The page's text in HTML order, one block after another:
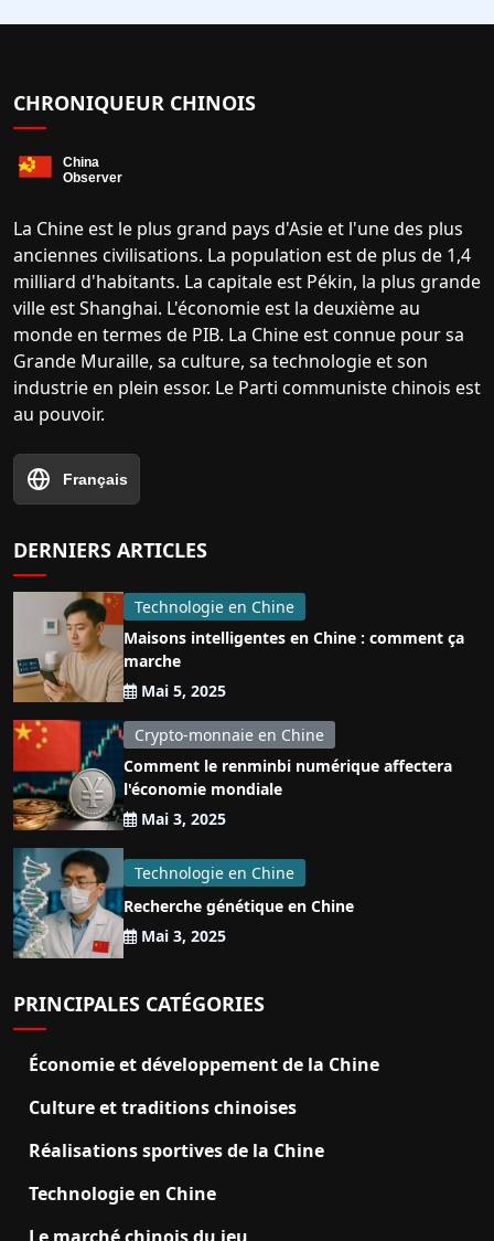
CHRONIQUEUR CHINOIS
La Chine est le plus grand pays d'Asie et l'une des plus
anciennes civilisations. La population est de plus de 1,4
milliard d'habitants. La capitale est Pékin, la plus grande
ville est Shanghai. L'économie est la deuxième au
monde en termes de PIB. La Chine est connue pour sa
Grande Muraille, sa culture, sa technologie et son
industrie en plein essor. Le Parti communiste chinois est
au pouvoir.
Français
DERNIERS ARTICLES
Technologie en Chine
Maisons intelligentes en Chine : comment ça
marche
Mai 5, 2025
Crypto-monnaie en Chine
Comment le renminbi numérique affectera
l'économie mondiale
Mai 3, 2025
Technologie en Chine
Recherche génétique en Chine
Mai 3, 2025
PRINCIPALES CATÉGORIES
Économie et développement de la Chine
Culture et traditions chinoises
Réalisations sportives de la Chine
Technologie en Chine